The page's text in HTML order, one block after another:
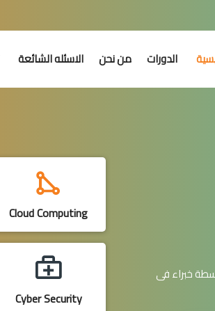
الدورات من نحن الاسئله الشائعة
خبراء فى
Cloud Computing
Cyber Security